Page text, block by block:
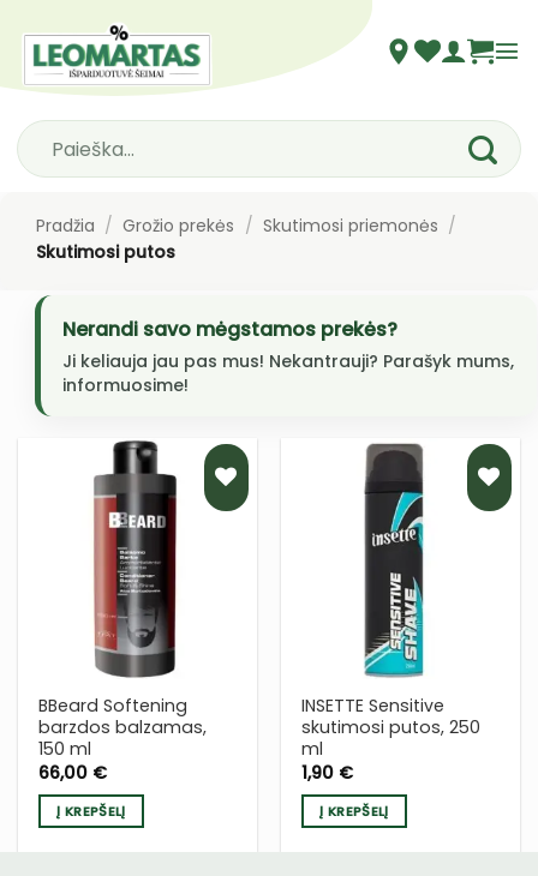
content
Ieškoti:
Pradžia / Grožio prekės / Skutimosi priemonės /
Skutimosi putos
Nerandi savo mėgstamos prekės?
Ji keliauja jau pas mus! Nekantrauji? Parašyk mums,
informuosime!
BBeard Softening
barzdos balzamas,
150 ml
66,00 €
Į KREPŠELĮ
INSETTE Sensitive
skutimosi putos, 250
ml
1,90 €
Į KREPŠELĮ